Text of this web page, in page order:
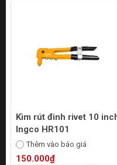
Kìm rút đinh rivet 10
Ingco HR101
Thêm vào báo giá
150.000₫